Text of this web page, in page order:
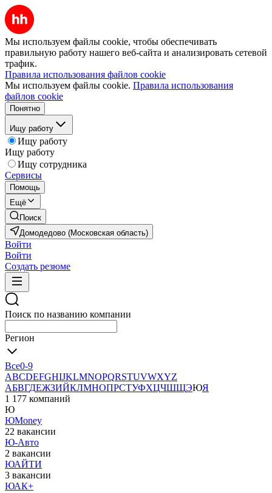
Мы используем файлы cookie, чтобы обеспечивать
правильную работу нашего веб-сайта и анализировать сетевой
трафик.
Правила использования файлов cookie
Мы используем файлы cookie. Правила использования
файлов cookie
Понятно
Ищу работу
Ищу работу
Ищу работу
Ищу сотрудника
Сервисы
Помощь
Ещё
Поиск
Домодедово (Московская область)
Войти
Войти
Создать резюме
Поиск по названию компании
Регион
Все0-9
ABCDEFGHIJKLMNOPQRSTUVWXYZ
АБВГДЕЖЗИЙКЛМНОПРСТУФХЦЧШЩЭЮЯ
1 177 компаний
Ю
ЮMoney
22 вакансии
Ю-Авто
2 вакансии
ЮАЙТИ
3 вакансии
ЮАК+